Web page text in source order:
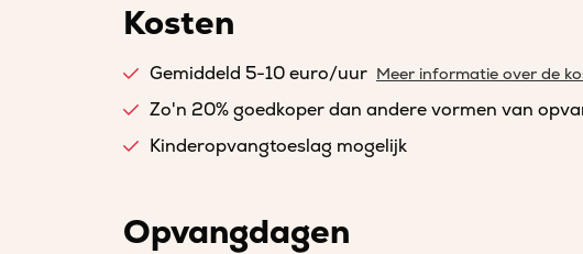
Kosten
Gemiddeld 5-10 euro/uur Meer informatie over de
Zo'n 20% goedkoper dan andere vormen van
Kinderopvangtoeslag mogelijk
Opvangdagen